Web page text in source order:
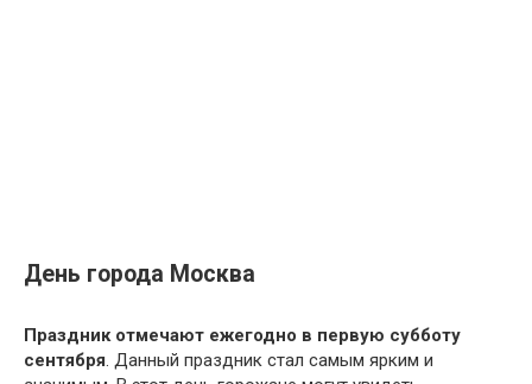
День города Москва
Праздник отмечают ежегодно в первую субботу
сентября. Данный праздник стал самым ярким и